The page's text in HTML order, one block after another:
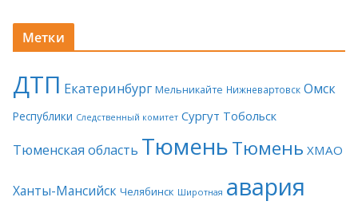
Метки
ДТП Екатеринбург Мельникайте Нижневартовск Омск
Республики Следственный комитет Сургут Тобольск
Тюменская область ТюменьТюмень ХМАО
Ханты-Мансийск Челябинск Широтная авария